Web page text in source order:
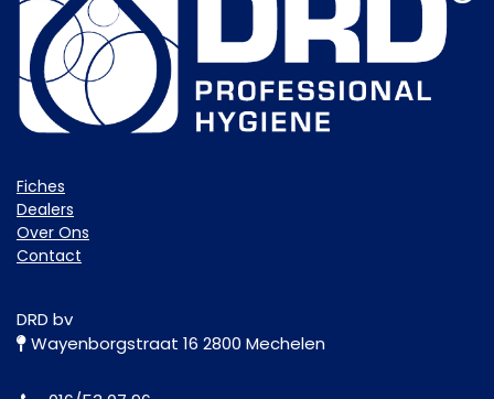
Fiche​s
Dealers
Over Ons
Contact
DRD bv
Wayenborgstraat 16 2800 Mechelen